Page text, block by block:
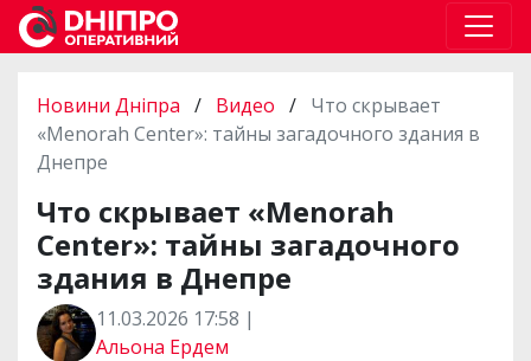
Новини Дніпра / Видео / Что скрывает
«Menorah Center»: тайны загадочного здания в
Днепре
Что скрывает «Menorah
Center»: тайны загадочного
здания в Днепре
11.03.2026 17:58 |
Альона Ердем